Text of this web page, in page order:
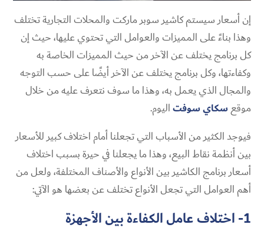
إن أسعار سيستم كاشير سوبر ماركت والمحلات التجارية تختلف
وهذا بناءً على المميزات والعوامل التي تحتوي عليها، حيث إن
كل برنامج يختلف عن الآخر من حيث المميزات الخاصة به
وكفاءتها، وكل برنامج يختلف عن الآخر أيضًا على حسب التوجه
والمجال الذي يعمل به، وهذا ما سوف نتعرف عليه من خلال
موقع سكاي سوفتاليوم.
فيوجد الكثير من الأسباب التي تجعلنا أمام اختلاف كبير للأسعار
بين أنظمة نقاط البيع، وهذا ما يجعلنا في حيرة بسبب اختلاف
أسعار برنامج الكاشير بين الأنواع والأصناف المختلفة، ولعل من
أهم العوامل التي تجعل الأنواع تختلف عن بعضها هو الآتي:
1- اختلاف عامل الكفاءة بين الأجهزة